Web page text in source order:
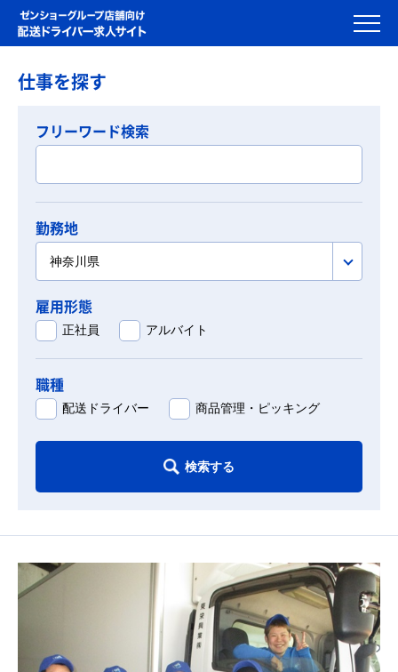
仕事を探す
フリーワード検索
勤務地
神奈川県
雇用形態
正社員 アルバイト
職種
配送ドライバー 商品管理・ピッキング
検索する